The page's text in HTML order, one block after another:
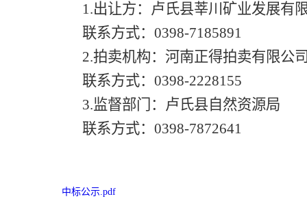
1.出让方：卢氏县莘川矿业发展有
联系方式：0398-7185891
2.拍卖机构：河南正得拍卖有限公
联系方式：0398-2228155
3.监督部门： 卢氏县自然资源局
联系方式： 0398-7872641
中标公示.pdf